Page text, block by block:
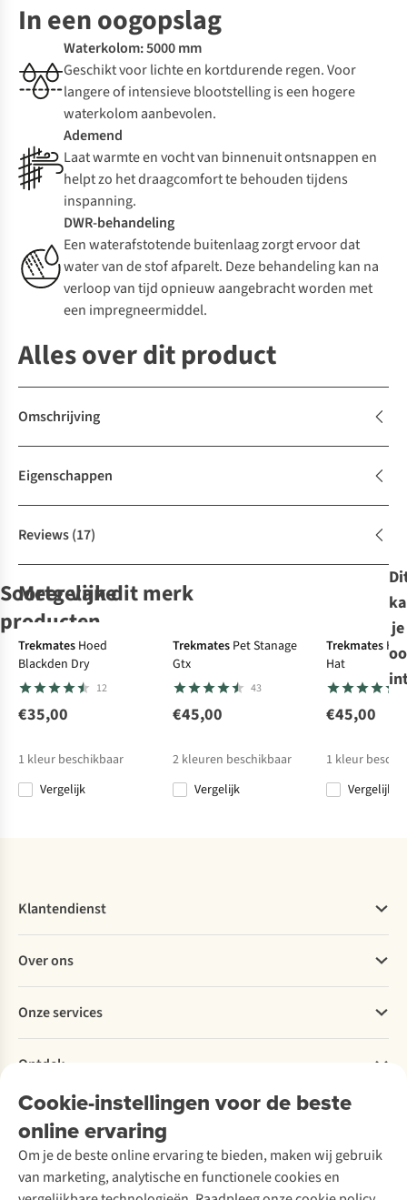
In een oogopslag
Waterkolom: 5000 mm
Geschikt voor lichte en kortdurende regen. Voor
langere of intensieve blootstelling is een hogere
waterkolom aanbevolen.
Ademend
Laat warmte en vocht van binnenuit ontsnappen en
helpt zo het draagcomfort te behouden tijdens
inspanning.
DWR-behandeling
Een waterafstotende buitenlaag zorgt ervoor dat
water van de stof afparelt. Deze behandeling kan na
verloop van tijd opnieuw aangebracht worden met
een impregneermiddel.
Alles over dit product
Omschrijving
Eigenschappen
Reviews(17)
Soortgelijke
producten
icebreaker
Handschoenen
Quantum
Trekmates
Handschoenen
Athos Dry
Trekmates
Handschoenen
Tobermory Dry
Gore-Tex
Trekmates
Handschoen
Chamonix
Gore-Tex
Meer van dit merk
Trekmates Hoed
Blackden Dry
12
€35,00
1 kleur beschikbaar
Vergelijk
Trekmates Pet Stanage
Gtx
43
€45,00
2 kleuren beschikbaar
Vergelijk
Trekmates
Hat
€45,00
1 kleur
Vergelijk
je
Cookie-instellingen voor de beste
online ervaring
Om je de beste online ervaring te bieden, maken wij gebruik
van marketing, analytische en functionele cookies en
Klantendienst
Bestellen
Betalen
Levering
Retourneren
Bestelling herroepen
Garantie
Contact
Over ons
Explore More
Verantwoord ondernemen
Over Ayacucho
Onze winkels
Over A.S.Adventure
Toegankelijkheidsverklaring
Onze services
Ski-onderhoud
Wasservice
Schoenonderhoud
Schoenherstelling
Kledingherstelling
Ontdek
A.S.Magazine
Podcast
Explore Academy
Explore Camp
Gear Check
Meld je aan voor de nieuwsbrief